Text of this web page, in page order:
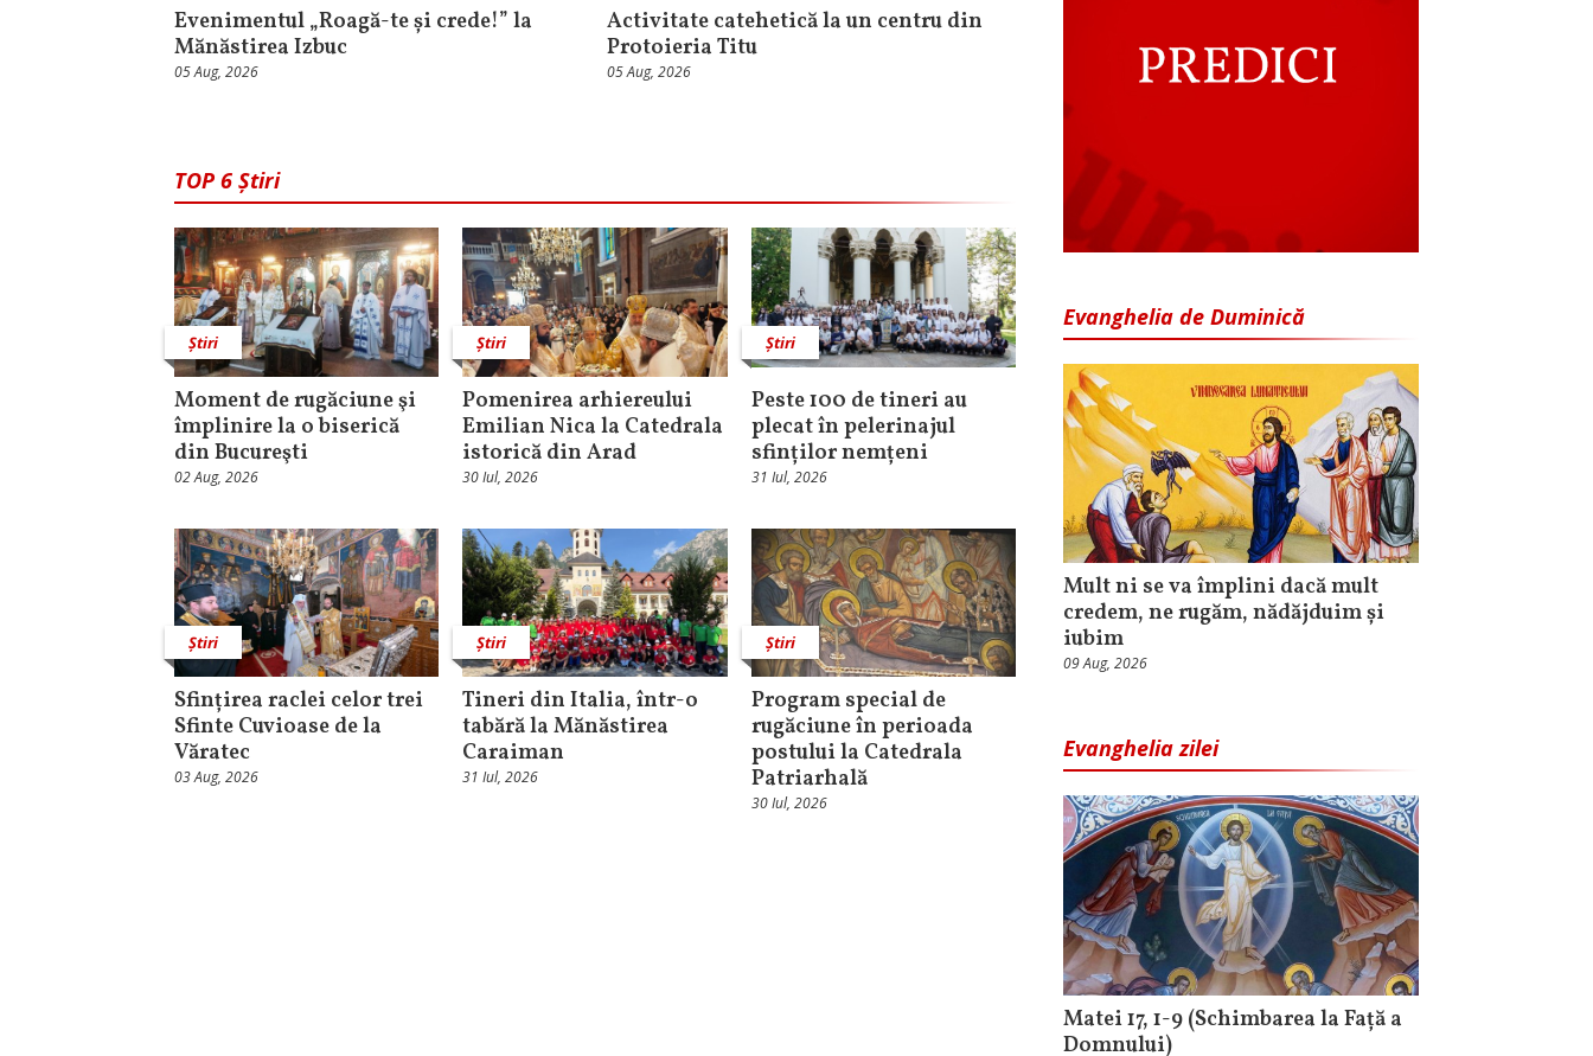
Evenimentul „Roagă-te și crede!” la
Mănăstirea Izbuc
05 Aug, 2026
Activitate catehetică la un centru din
Protoieria Titu
05 Aug, 2026
TOP 6 Știri
Știri
Moment de rugăciune şi
împlinire la o biserică
din Bucureşti
02 Aug, 2026
Știri
Pomenirea arhiereului
Emilian Nica la Catedrala
istorică din Arad
30 Iul, 2026
Știri
Peste 100 de tineri au
plecat în pelerinajul
sfinților nemțeni
31 Iul, 2026
Știri
Sfințirea raclei celor trei
Sfinte Cuvioase de la
Văratec
03 Aug, 2026
Știri
Tineri din Italia, într-o
tabără la Mănăstirea
Caraiman
31 Iul, 2026
Știri
Program special de
rugăciune în perioada
postului la Catedrala
Patriarhală
30 Iul, 2026
Evanghelia de Duminică
Mult ni se va împlini dacă mult
credem, ne rugăm, nădăjduim și
iubim
09 Aug, 2026
Evanghelia zilei
Matei 17, 1-9 (Schimbarea la Față a
Domnului)